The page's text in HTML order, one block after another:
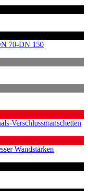
70-DN 150
Verschlussmanschetten
Wandstärken